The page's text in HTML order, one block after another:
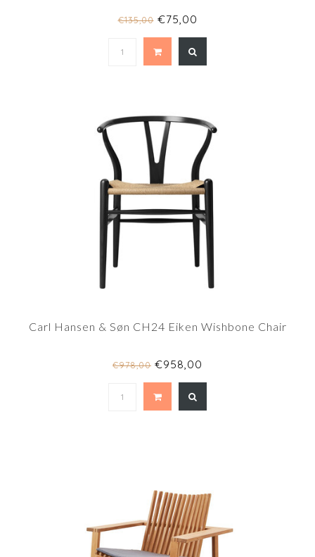
€135,00€75,00
Carl Hansen & Søn CH24 Eiken Wishbone Chair
€978,00 €958,00